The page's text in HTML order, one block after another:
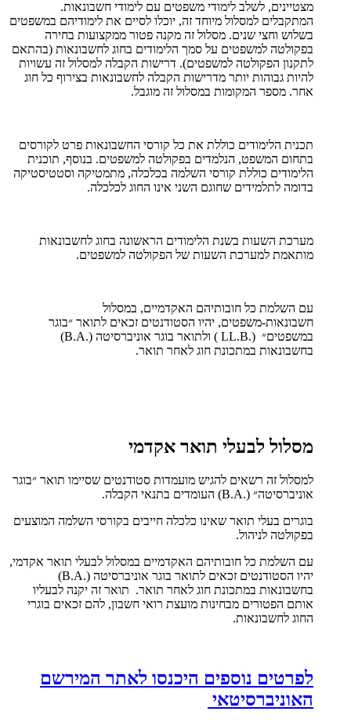
מצטיינים, לשלב לימודי משפטים עם לימודי חשבונאות.
המתקבלים למסלול מיוחד זה, יוכלו לסיים את לימודיהם במשפטים
בשלוש וחצי שנים. מסלול זה מקנה פטור ממקצועות בחירה
בפקולטה למשפטים על סמך הלימודים בחוג לחשבונאות (בהתאם
לתקנון הפקולטה למשפטים). דרישות הקבלה למסלול זה עשויות
להיות גבוהות יותר מדרישות הקבלה לחשבונאות בצירוף כל חוג
אחר. מספר המקומות במסלול זה מוגבל.
תכנית הלימודים כוללת את כל קורסי החשבונאות פרט לקורסים
בתחום המשפט, הנלמדים בפקולטה למשפטים. בנוסף, תוכנית
הלימודים כוללת קורסי השלמה בכלכלה, מתמטיקה וסטטיסטיקה
בדומה לתלמידים שחוגם השני אינו החוג לכלכלה.
מערכת השעות בשנת הלימודים הראשונה בחוג לחשבונאות
מותאמת למערכת השעות של הפקולטה למשפטים.
עם השלמת כל חובותיהם האקדמיים, במסלול
חשבונאות-משפטים, יהיו הסטודנטים זכאים לתואר ״בוגר
במשפטים״ (.LL.B ) ולתואר בוגר אוניברסיטה (.B.A)
בחשבונאות במתכונת חוג לאחר תואר.
מסלול לבעלי תואר אקדמי
למסלול זה רשאים להגיש מועמדות סטודנטים שסיימו תואר ״בוגר
אוניברסיטה״ (.B.A) העומדים בתנאי הקבלה.
בוגרים בעלי תואר שאינו כלכלה חייבים בקורסי השלמה המוצעים
בפקולטה לניהול.
עם השלמת כל חובותיהם האקדמיים במסלול לבעלי תואר אקדמי,
יהיו הסטודנטים זכאים לתואר בוגר אוניברסיטה (.B.A)
בחשבונאות במתכונת חוג לאחר תואר. תואר זה יקנה לבעליו
אותם הפטורים מבחינות מועצת רואי חשבון, להם זכאים בוגרי
החוג לחשבונאות.
לפרטים נוספים היכנסו לאתר המירשם
האוניברסיטאי